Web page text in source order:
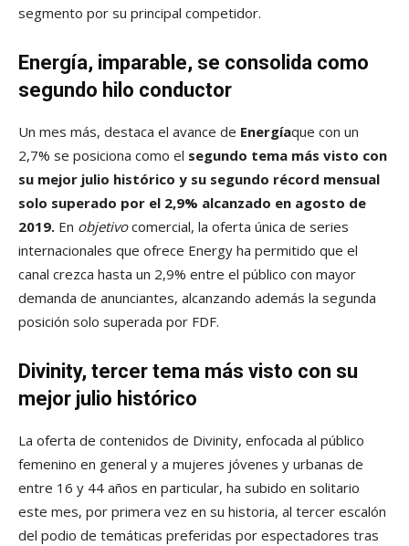
segmento por su principal competidor.
Energía, imparable, se consolida como
segundo hilo conductor
Un mes más, destaca el avance de Energíaque con un
2,7% se posiciona como el segundo tema más visto con
su mejor julio histórico y su segundo récord mensual
solo superado por el 2,9% alcanzado en agosto de
2019. En objetivocomercial, la oferta única de series
internacionales que ofrece Energy ha permitido que el
canal crezca hasta un 2,9% entre el público con mayor
demanda de anunciantes, alcanzando además la segunda
posición solo superada por FDF.
Divinity, tercer tema más visto con su
mejor julio histórico
La oferta de contenidos de Divinity, enfocada al público
femenino en general y a mujeres jóvenes y urbanas de
entre 16 y 44 años en particular, ha subido en solitario
este mes, por primera vez en su historia, al tercer escalón
del podio de temáticas preferidas por espectadores tras